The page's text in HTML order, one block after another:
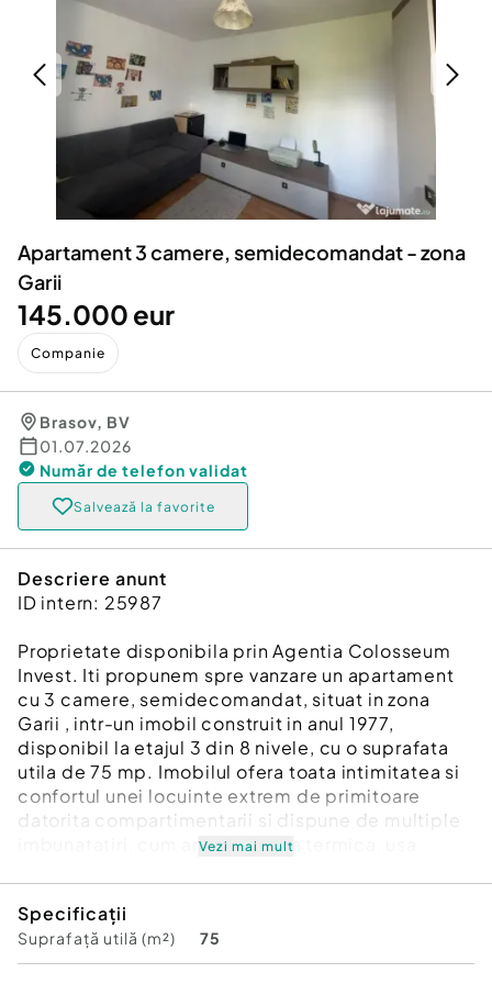
Animale de companie
Afaceri și echipamente profesionale
Inchiriere Bunuri si Vehicule
Utilaje agricole si industriale
Piese auto si accesorii
Dacia Duster
Apartament 3 camere, semidecomandat - zona
Garii
145.000 eur
Companie
Brasov, BV
01.07.2026
Număr de telefon validat
Salvează la favorite
Descriere anunt
ID intern: 25987
Proprietate disponibila prin Agentia Colosseum
Invest. Iti propunem spre vanzare un apartament
cu 3 camere, semidecomandat, situat in zona
Garii , intr-un imobil construit in anul 1977,
disponibil la etajul 3 din 8 nivele, cu o suprafata
utila de 75 mp. Imobilul ofera toata intimitatea si
confortul unei locuinte extrem de primitoare
datorita compartimentarii si dispune de multiple
imbunatatiri, cum ar fi: centrala termica, usa
dispune, de asemenea, de un spatiu de
depozitare la subsol. Imobilul este pozitionat intr-
o zona linistita, cu multiple facilitati precum:
Vezi mai mult
Specificații
Suprafață utilă (m²) 75